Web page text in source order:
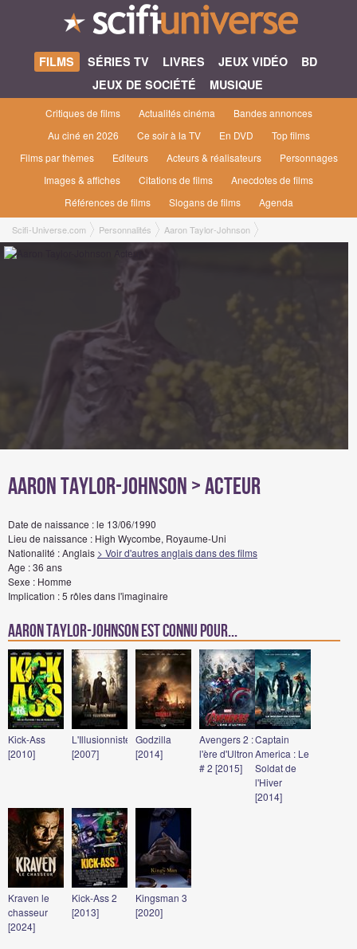
FILMS SÉRIES TV LIVRES JEUX VIDÉO
BD
JEUX DE SOCIÉTÉ
MUSIQUE
Critiques de films Actualités cinéma
Bandes annonces
Au ciné en 2026
Ce soir à la TV En DVD
Top films
Films par thèmes
Editeurs Acteurs & réalisateurs
Personnages
Images & affiches
Citations de films
Anecdotes de films
Références de films
Slogans de films Agenda
Scifi-Universe.com Personnalités Aaron Taylor-Johnson
Aaron Taylor-Johnson> Acteur
Date de naissance : le 13/06/1990
Lieu de naissance : High Wycombe, Royaume-Uni
Nationalité : Anglais > Voir d'autres anglais dans des films
Age : 36 ans
Sexe : Homme
Implication : 5 rôles dans l'imaginaire
Aaron Taylor-Johnson est connu pour...
Kick-Ass
[2010]
L'Illusionniste
[2007]
Godzilla
[2014]
Avengers 2 :
l'ère d'Ultron
# 2 [2015]
Captain
America : Le
Soldat de
l'Hiver
[2014]
Kraven le
chasseur
[2024]
Kick-Ass 2
[2013]
Kingsman 3
[2020]